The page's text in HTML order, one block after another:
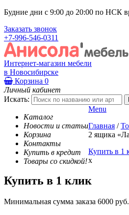
Будние дни с 9:00 до 20:00 по НСК
Заказать звонок
+7-996-546-0311
Интернет-магазин мебели
в Новосибирске
Корзина 0
Личный кабинет
Искать:
Каталог
Новости и статьи
Корзина
Контакты
Купить в кредит
Товары со скидкой!
Menu
Главная /
2 ящика
Купить в 1
x
Купить в 1 клик
Минимальная сумма заказа 6000